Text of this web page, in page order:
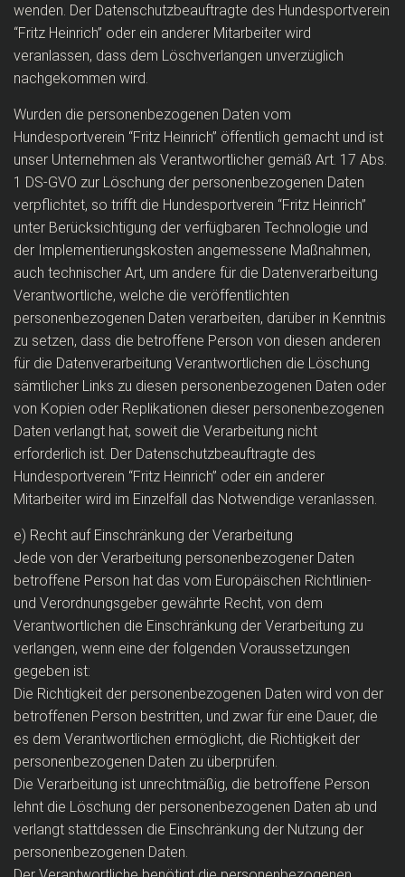
wenden. Der Datenschutzbeauftragte des Hundesportverein
“Fritz Heinrich” oder ein anderer Mitarbeiter wird
veranlassen, dass dem Löschverlangen unverzüglich
nachgekommen wird.
Wurden die personenbezogenen Daten vom
Hundesportverein “Fritz Heinrich” öffentlich gemacht und ist
unser Unternehmen als Verantwortlicher gemäß Art. 17 Abs.
1 DS-GVO zur Löschung der personenbezogenen Daten
verpflichtet, so trifft die Hundesportverein “Fritz Heinrich”
unter Berücksichtigung der verfügbaren Technologie und
der Implementierungskosten angemessene Maßnahmen,
auch technischer Art, um andere für die Datenverarbeitung
Verantwortliche, welche die veröffentlichten
personenbezogenen Daten verarbeiten, darüber in Kenntnis
zu setzen, dass die betroffene Person von diesen anderen
für die Datenverarbeitung Verantwortlichen die Löschung
sämtlicher Links zu diesen personenbezogenen Daten oder
von Kopien oder Replikationen dieser personenbezogenen
Daten verlangt hat, soweit die Verarbeitung nicht
erforderlich ist. Der Datenschutzbeauftragte des
Hundesportverein “Fritz Heinrich” oder ein anderer
Mitarbeiter wird im Einzelfall das Notwendige veranlassen.
e) Recht auf Einschränkung der Verarbeitung
Jede von der Verarbeitung personenbezogener Daten
betroffene Person hat das vom Europäischen Richtlinien-
und Verordnungsgeber gewährte Recht, von dem
Verantwortlichen die Einschränkung der Verarbeitung zu
verlangen, wenn eine der folgenden Voraussetzungen
gegeben ist:
Die Richtigkeit der personenbezogenen Daten wird von der
betroffenen Person bestritten, und zwar für eine Dauer, die
es dem Verantwortlichen ermöglicht, die Richtigkeit der
personenbezogenen Daten zu überprüfen.
Die Verarbeitung ist unrechtmäßig, die betroffene Person
lehnt die Löschung der personenbezogenen Daten ab und
verlangt stattdessen die Einschränkung der Nutzung der
personenbezogenen Daten.